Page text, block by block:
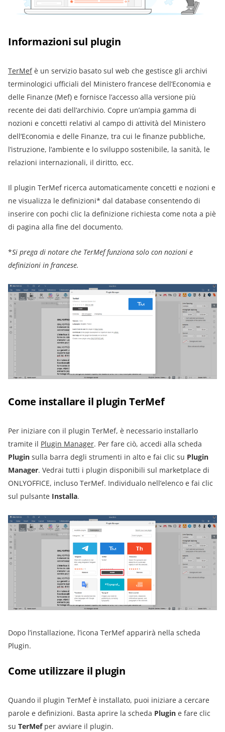
Informazioni sul plugin
TerMefè un servizio basato sul web che gestisce gli archivi
terminologici ufficiali del Ministero francese dell’Economia e
delle Finanze (Mef) e fornisce l’accesso alla versione più
recente dei dati dell’archivio. Copre un’ampia gamma di
nozioni e concetti relativi al campo di attività del Ministero
dell’Economia e delle Finanze, tra cui le finanze pubbliche,
l’istruzione, l’ambiente e lo sviluppo sostenibile, la sanità, le
relazioni internazionali, il diritto, ecc.
Il plugin TerMef ricerca automaticamente concetti e nozioni e
ne visualizza le definizioni* dal database consentendo di
inserire con pochi clic la definizione richiesta come nota a piè
di pagina alla fine del documento.
*Si prega di notare che TerMef funziona solo con nozioni e
definizioni in francese.
Come installare il plugin TerMef
Per iniziare con il plugin TerMef, è necessario installarlo
tramite il Plugin Manager. Per fare ciò, accedi alla scheda
Plugin sulla barra degli strumenti in alto e fai clic su Plugin
Manager. Vedrai tutti i plugin disponibili sul marketplace di
ONLYOFFICE, incluso TerMef. Individualo nell’elenco e fai clic
sul pulsante Installa.
Dopo l’installazione, l’icona TerMef apparirà nella scheda
Plugin.
Come utilizzare il plugin
Quando il plugin TerMef è installato, puoi iniziare a cercare
parole e definizioni. Basta aprire la scheda Plugin e fare clic
su TerMefper avviare il plugin.